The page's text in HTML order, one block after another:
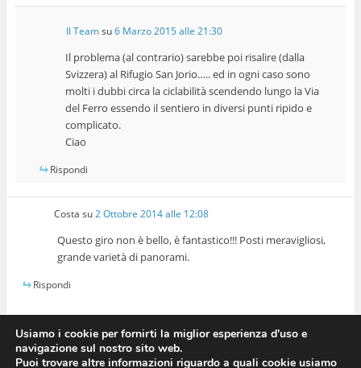
Il Teamsu6 Marzo 2015 alle 21:30
Il problema (al contrario) sarebbe poi risalire (dalla
Svizzera) al Rifugio San Jorio….. ed in ogni caso sono
molti i dubbi circa la ciclabilità scendendo lungo la Via
del Ferro essendo il sentiero in diversi punti ripido e
complicato.
Ciao
Rispondi
Costa su2 Ottobre 2014 alle 12:08
Questo giro non è bello, è fantastico!!! Posti meravigliosi,
grande varietà di panorami.
Rispondi
Usiamo i cookie per fornirti la miglior esperienza d'uso e
navigazione sul nostro sito web.
Puoi trovare altre informazioni riguardo a quali cookie usiamo